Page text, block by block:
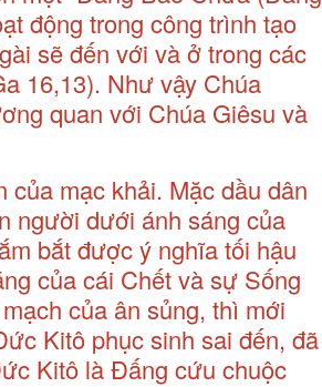
động trong công trình tạo
sẽ đến với và ở trong các
16,13). Như vậy Chúa
quan với Chúa Giêsu và
mạc khải. Mặc dầu dân
người dưới ánh sáng của
bắt được ý nghĩa tối hậu
của cái Chết và sự Sống
của ân sủng, thì mới
Kitô phục sinh sai đến, đã
Kitô là Đấng cứu chuộc